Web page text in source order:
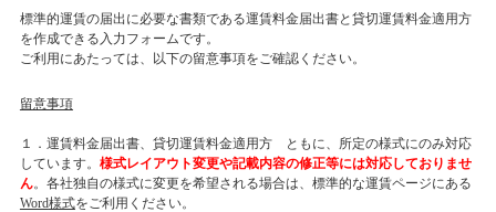
標準的運賃の届出に必要な書類である運賃料金届出書と貸切運賃料金適用方
を作成できる入力フォームです。
ご利用にあたっては、以下の留意事項をご確認ください。
留意事項
１．運賃料金届出書、貸切運賃料金適用方 ともに、所定の様式にのみ対応
しています。 様式レイアウト変更や記載内容の修正等には対応しておりませ
ん。各社独自の様式に変更を希望される場合は、標準的な運賃ページにある
Word様式をご利用ください。